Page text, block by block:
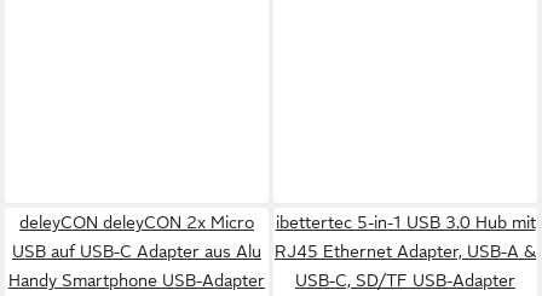
deleyCON deleyCON 2x Micro
USB auf USB-C Adapter aus Alu
Handy Smartphone USB-Adapter
ibettertec 5-in-1 USB 3.0 Hub mit
RJ45 Ethernet Adapter, USB-A &
USB-C, SD/TF USB-Adapter